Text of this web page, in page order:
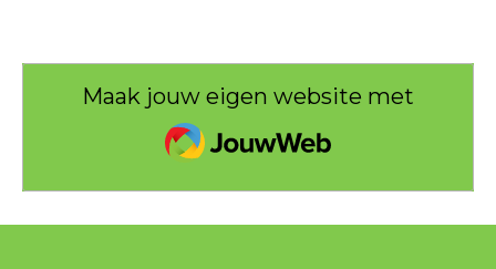
Maak jouw eigen website met
JouwWeb